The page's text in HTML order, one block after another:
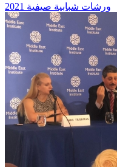
ورشات شبابية صيفية 2021